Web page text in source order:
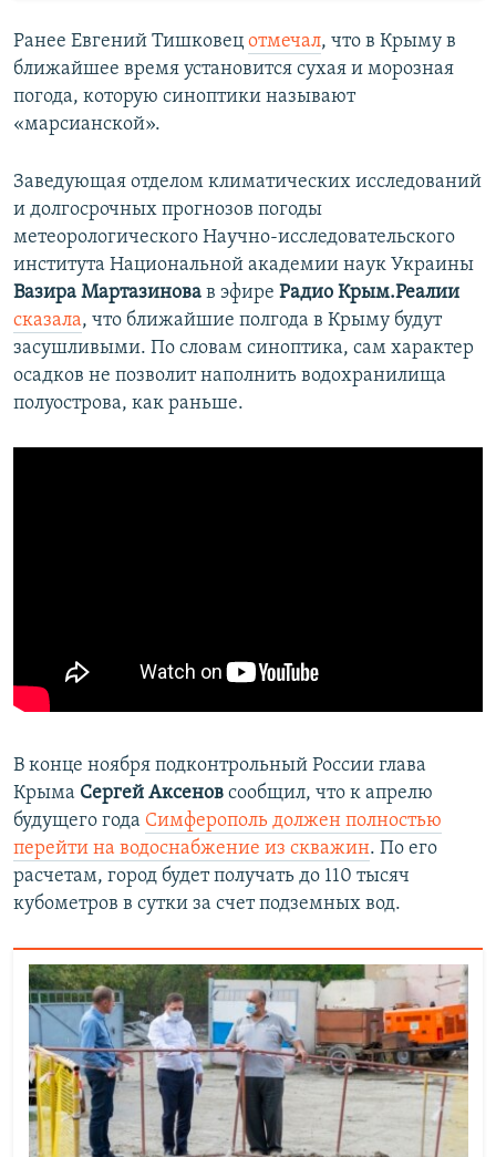
Ранее Евгений Тишковец отмечал, что в Крыму в
ближайшее время установится сухая и морозная
погода, которую синоптики называют
«марсианской».
Заведующая отделом климатических исследований
и долгосрочных прогнозов погоды
метеорологического Научно-исследовательского
института Национальной академии наук Украины
Вазира Мартазинова в эфире Радио Крым.Реалии
сказала, что ближайшие полгода в Крыму будут
засушливыми. По словам синоптика, сам характер
осадков не позволит наполнить водохранилища
полуострова, как раньше.
В конце ноября подконтрольный России глава
Крыма Сергей Аксенов сообщил, что к апрелю
будущего года Симферополь должен полностью
перейти на водоснабжение из скважин. По его
расчетам, город будет получать до 110 тысяч
кубометров в сутки за счет подземных вод.